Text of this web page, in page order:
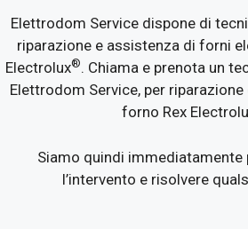
Elettrodom Service dispone di
riparazione e assistenza di forni
Electrolux®. Chiama e prenota un
Elettrodom Service, per
forno Rex
Siamo quindi immediatamente
l’intervento e risolvere